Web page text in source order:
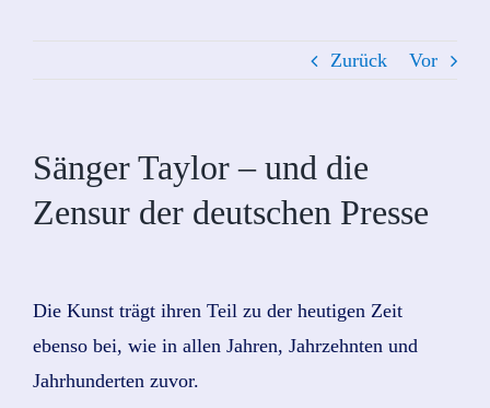
Zurück Vor
Sänger Taylor – und die
Zensur der deutschen Presse
Die Kunst trägt ihren Teil zu der heutigen Zeit
ebenso bei, wie in allen Jahren, Jahrzehnten und
Jahrhunderten zuvor.